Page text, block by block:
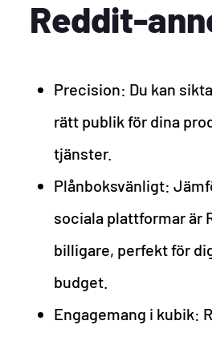
Reddit-
Precision: Du kan
rätt publik för dina
tjänster.
Plånboksvänligt:
sociala plattformar är
billigare, perfekt för
budget.
Engagemang i kubik: